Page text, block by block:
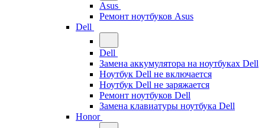
Asus
Ремонт ноутбуков Asus
Dell
Dell
Замена аккумулятора на ноутбуках Dell
Ноутбук Dell не включается
Ноутбук Dell не заряжается
Ремонт ноутбуков Dell
Замена клавиатуры ноутбука Dell
Honor